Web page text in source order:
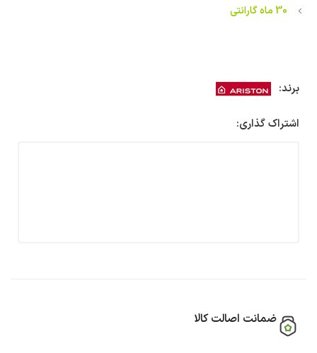
30 ماه گارانتی
برند:
اشتراک گذاری:
ضمانت اصالت کالا